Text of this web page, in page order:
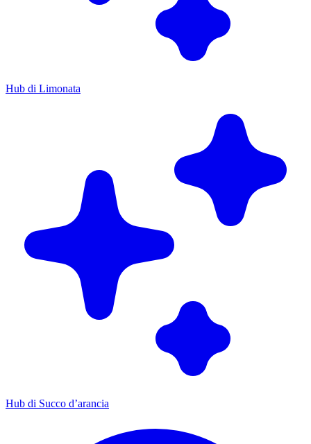
Hub di Limonata
Hub di Succo d’arancia